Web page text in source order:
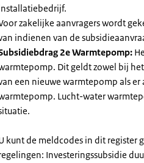
zakelijke aanvragers wordt
indienen van de
2e Warmtepomp:
Dit geldt zowel bij
een nieuwe warmtepomp als
Lucht-water
kunt de meldcodes in dit register
Investeringssubsidie